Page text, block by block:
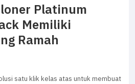
Platinum
Memiliki
Ramah
satu klik kelas atas untuk membuat